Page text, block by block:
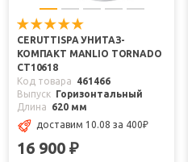
CERUTTISPA УНИТАЗ-
КОМПАКТ MANLIO TORNADO
CT10618
Код товара
461466
Выпуск Горизонтальный
Длина
620 мм
доставим 10.08 за 400₽
16 900 ₽